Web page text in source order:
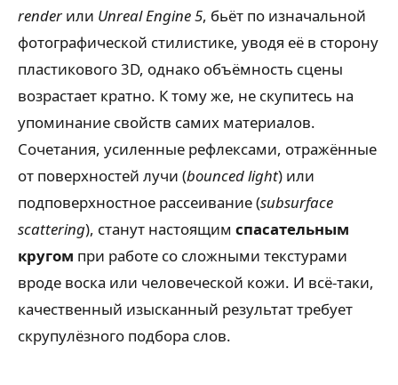
render или Unreal Engine 5, бьёт по изначальной
фотографической стилистике, уводя её в сторону
пластикового 3D, однако объёмность сцены
возрастает кратно. К тому же, не скупитесь на
упоминание свойств самих материалов.
Сочетания, усиленные рефлексами, отражённые
от поверхностей лучи (bounced light) или
подповерхностное рассеивание (subsurface
scattering), станут настоящим спасательным
кругом при работе со сложными текстурами
вроде воска или человеческой кожи. И всё-таки,
качественный изысканный результат требует
скрупулёзного подбора слов.